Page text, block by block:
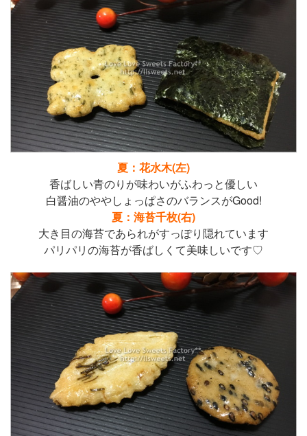
夏：花水木(左)
香ばしい青のりが味わいがふわっと優しい
白醤油のややしょっぱさのバランスがGood!
夏：海苔千枚(右)
大き目の海苔であられがすっぽり隠れています
パリパリの海苔が香ばしくて美味しいです♡